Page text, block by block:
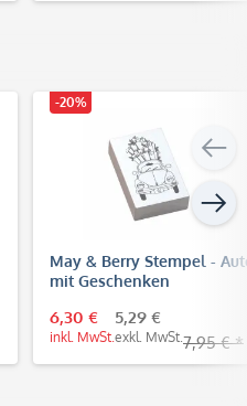
-20%
May & Berry Stempel -
mit Geschenken
6,30 €
inkl. MwSt.
5,29 €
exkl. MwSt. 7,95 € *